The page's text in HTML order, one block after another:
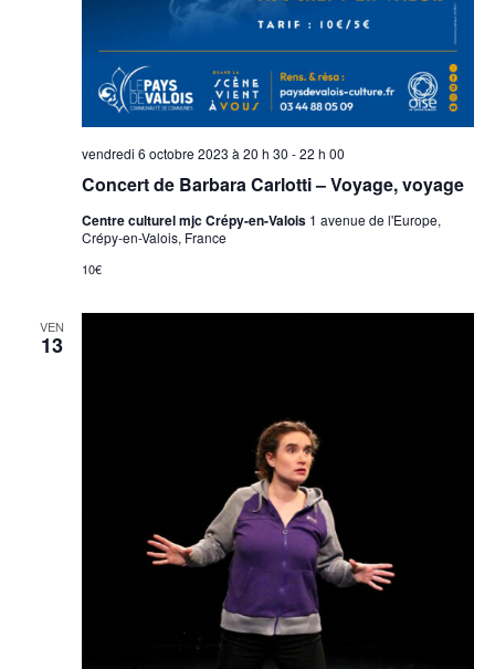
Concert de Barbara Carlotti – Voyage, voyage
vendredi 6 octobre 2023 à 20 h 30 -22 h 00
Centre culturel mjc Crépy-en-Valois 1 avenue de l'Europe,
Crépy-en-Valois, France
10€
VEN
13